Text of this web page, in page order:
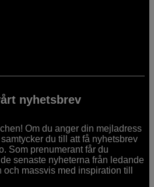
nyhetsbrev
Om du anger din mejladress
du till att få nyhetsbrev
Som prenumerant får du
senaste nyheterna från ledande
massvis med inspiration till